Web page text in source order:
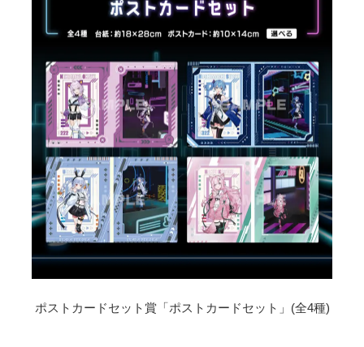
ポストカードセット賞「ポストカードセット」(全4種)